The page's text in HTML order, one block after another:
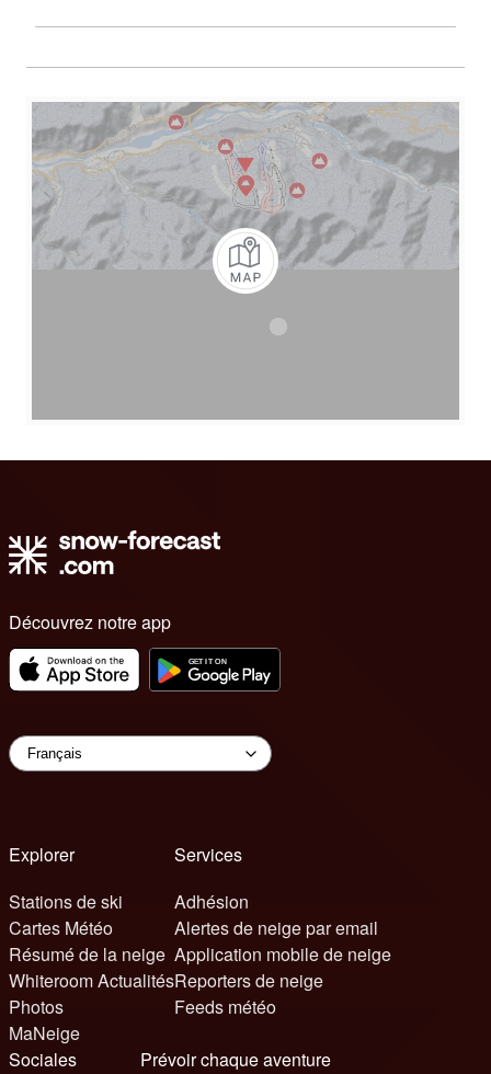
Découvrez notre app
Explorer
Stations de ski
Cartes Météo
Résumé de la neige
Whiteroom Actualités
Photos
MaNeige
Services
Adhésion
Alertes de neige par email
Application mobile de neige
Reporters de neige
Feeds météo
Sociales
Prévoir chaque aventure